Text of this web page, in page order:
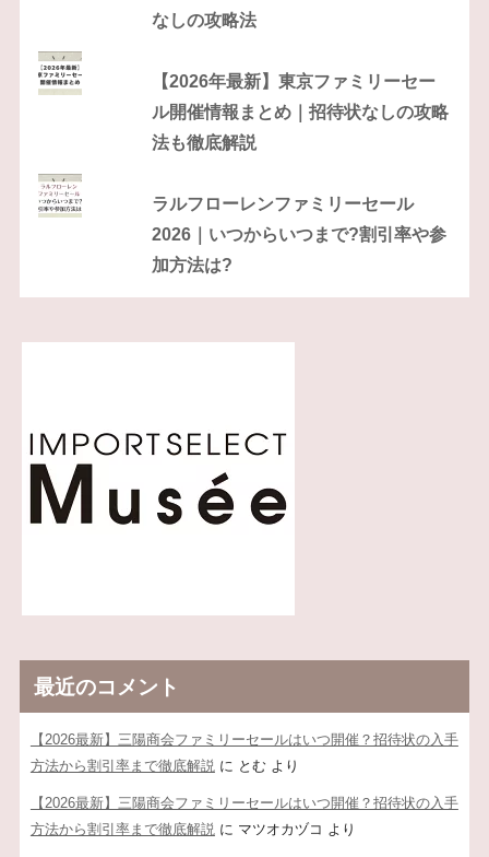
なしの攻略法
【2026年最新】東京ファミリーセー
ル開催情報まとめ｜招待状なしの攻略
法も徹底解説
ラルフローレンファミリーセール
2026｜いつからいつまで?割引率や参
加方法は?
最近のコメント
【2026最新】三陽商会ファミリーセールはいつ開催？招待状の入手
方法から割引率まで徹底解説に とむ より
【2026最新】三陽商会ファミリーセールはいつ開催？招待状の入手
方法から割引率まで徹底解説に マツオカヅコ より